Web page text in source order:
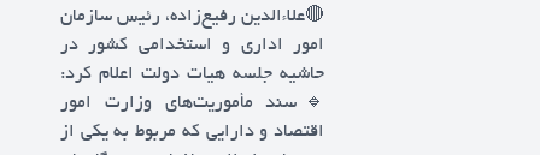
🔴علاءالدین رفیع‌زاده، رئیس سازمان
امور اداری و استخدامی کشور در
حاشیه جلسه هیات دولت اعلام کرد:
🔹سند مأموریت‌های وزارت امور
اقتصاد و دارایی که مربوط به یکی از